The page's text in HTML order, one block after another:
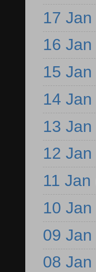
17 Jan
16 Jan
15 Jan
14 Jan
13 Jan
12 Jan
11 Jan
10 Jan
09 Jan
08 Jan